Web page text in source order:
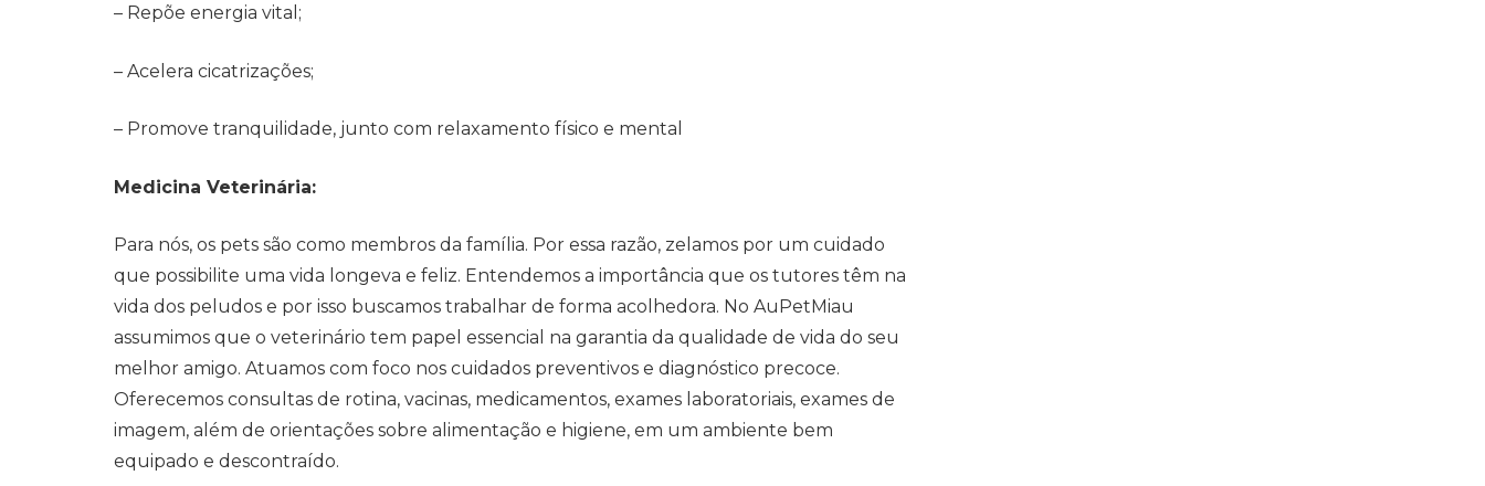
– Repõe energia vital;
– Acelera cicatrizações;
– Promove tranquilidade, junto com relaxamento físico e mental
Medicina Veterinária:
Para nós, os pets são como membros da família. Por essa razão, zelamos por um cuidado
que possibilite uma vida longeva e feliz. Entendemos a importância que os tutores têm na
vida dos peludos e por isso buscamos trabalhar de forma acolhedora. No AuPetMiau
assumimos que o veterinário tem papel essencial na garantia da qualidade de vida do seu
melhor amigo. Atuamos com foco nos cuidados preventivos e diagnóstico precoce.
Oferecemos consultas de rotina, vacinas, medicamentos, exames laboratoriais, exames de
imagem, além de orientações sobre alimentação e higiene, em um ambiente bem
equipado e descontraído.